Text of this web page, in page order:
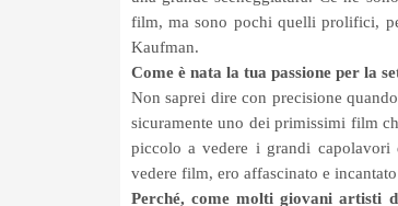
film, ma sono pochi quelli prolifici,
Kaufman.
Come è nata la tua passione per la
Non saprei dire con precisione
sicuramente uno dei primissimi film
piccolo a vedere i grandi capolavori
vedere film, ero affascinato e
Perché, come molti giovani artisti